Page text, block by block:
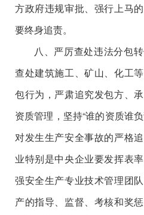
方政府违规审批、强行上马
要终身追责。
八、严厉查处违法分包
查处建筑施工、矿山、化工
包行为，严肃追究发包方、
资质管理，坚持“谁的资质谁
对发生生产安全事故的严格
业特别是中央企业要发挥表
强安全生产专业技术管理团
产的指导、监督、考核和奖